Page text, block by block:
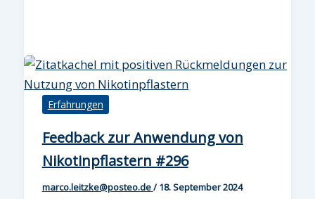
Erfahrungen
Feedback zur Anwendung von
Nikotinpflastern #296
marco.leitzke@posteo.de/18. September 2024